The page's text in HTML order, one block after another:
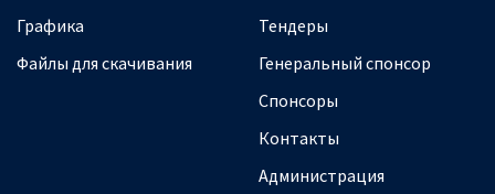
Графика
Файлы для скачивания
Тендеры
Генеральный спонсор
Спонсоры
Контакты
Администрация